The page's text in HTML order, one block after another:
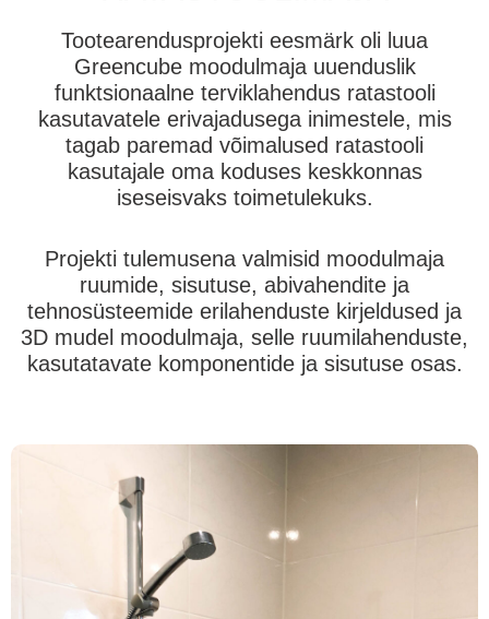
Tootearendusprojekti eesmärk oli luua
Greencube moodulmaja uuenduslik
funktsionaalne terviklahendus ratastooli
kasutavatele erivajadusega inimestele, mis
tagab paremad võimalused ratastooli
kasutajale oma koduses keskkonnas
iseseisvaks toimetulekuks.
Projekti tulemusena valmisid moodulmaja
ruumide, sisutuse, abivahendite ja
tehnosüsteemide erilahenduste kirjeldused ja
3D mudel moodulmaja, selle ruumilahenduste,
kasutatavate komponentide ja sisutuse osas.